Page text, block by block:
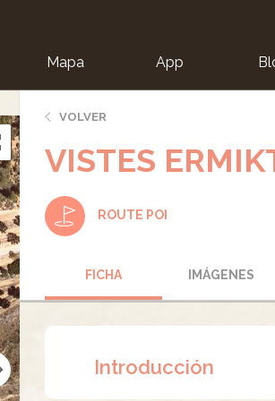
Mapa App
VOLVER
VISTES
ROUTE POI
FICHA IMÁGENES
Introducción